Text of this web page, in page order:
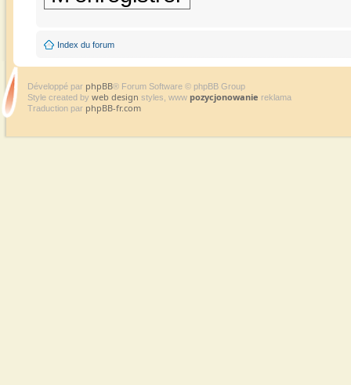
Index du forum
Développé par phpBB® Forum Software © phpBB Group
Style created by web design styles, www pozycjonowanie reklama
Traduction par phpBB-fr.com